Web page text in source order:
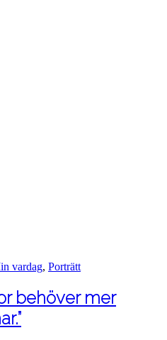
vardag, Porträtt
behöver mer